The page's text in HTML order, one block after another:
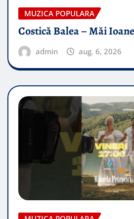
MUZICA POPULARA
Costică Balea – Măi
admin aug. 6, 2026